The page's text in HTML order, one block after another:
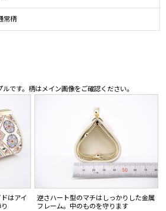
常柄
です。柄はメイン画像をご確認ください。
はアイ
逆さハート型のマチはしっかりした金属
フレーム。中のものを守ります